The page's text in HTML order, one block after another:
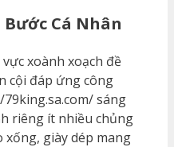
Cá Nhân
xoành xoạch đề
cội đáp ứng công
sáng
riêng ít nhiều chủng
giày dép mang